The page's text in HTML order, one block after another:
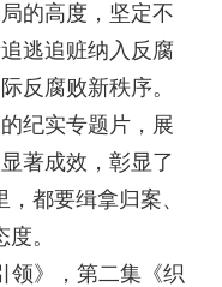
的高度，坚定不
逃追赃纳入反腐
反腐败新秩序。
纪实专题片，展
著成效，彰显了
都要缉拿归案、
。
》，第二集《织